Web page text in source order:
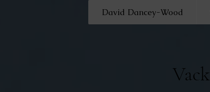
David Dancey-Wood